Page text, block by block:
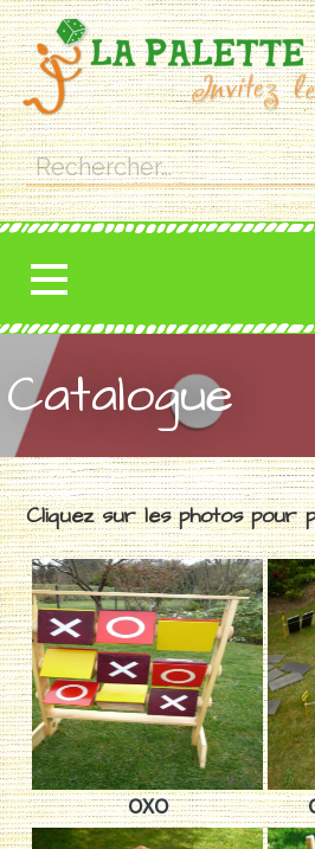
Passer
au
contenu
Rechercher :
Catalogue
Cliquez sur les photos pour
OXO